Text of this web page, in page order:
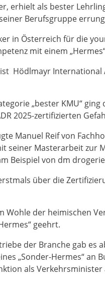
erhielt als bester
Berufsgruppe
in Österreich für die
mit einem
Hödlmayr International
„bester KMU“ ging
2025-zertifizierten
Manuel Reif von
seiner Masterarbeit zur
Beispiel von dm
über die
Wohle der heimischen
geehrt.
der Branche gab es
„Sonder-Hermes“ an
als Verkehrsminister